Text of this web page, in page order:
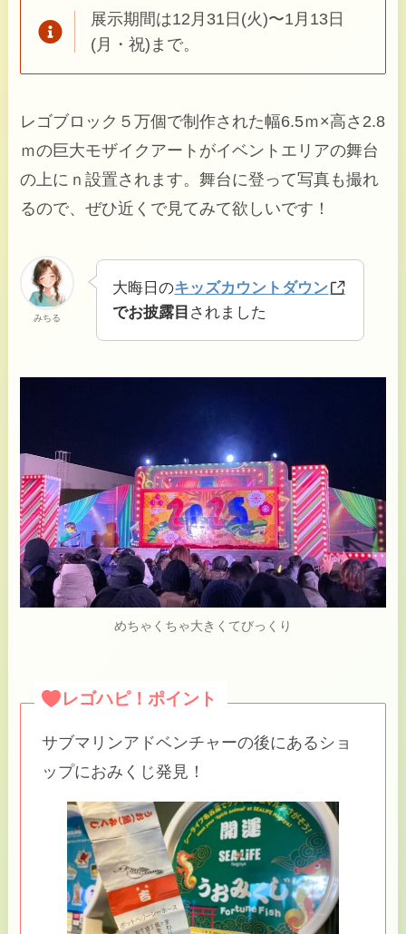
展示期間は12月31日(火)〜1月13日
(月・祝)まで。
レゴブロック５万個で制作された幅6.5ｍ×高さ2.8
ｍの巨大モザイクアートがイベントエリアの舞台
の上にｎ設置されます。舞台に登って写真も撮れ
るので、ぜひ近くで見てみて欲しいです！
みちる
大晦日のキッズカウントダウン
でお披露目 されました
めちゃくちゃ大きくてびっくり
レゴハピ！ポイント
サブマリンアドベンチャーの後にあるショ
ップにおみくじ発見！